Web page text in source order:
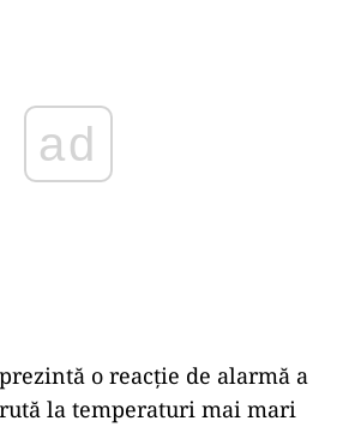
ad
o reacție de alarmă a
la temperaturi mai mari